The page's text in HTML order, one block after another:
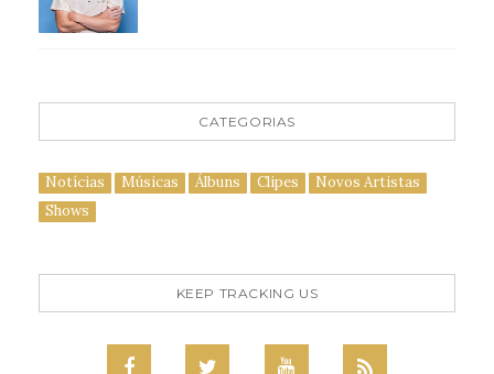
CATEGORIAS
Notícias Músicas Álbuns Clipes
Novos Artistas
Shows
KEEP TRACKING US